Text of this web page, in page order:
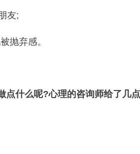
友;
抛弃感。
点什么呢?心理的咨询师给了几